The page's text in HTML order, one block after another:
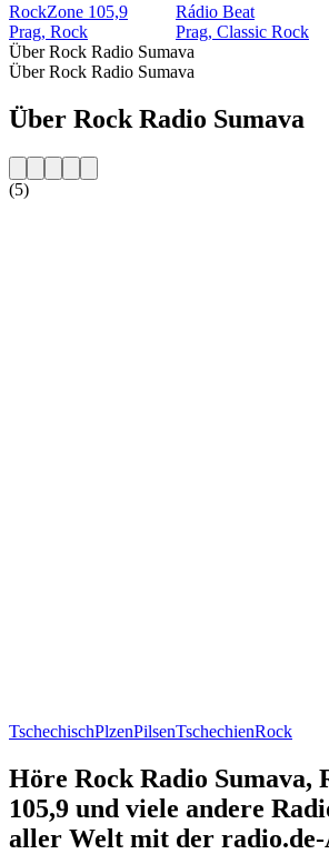
RockZone 105,9
Prag, Rock
Rádio Beat
Prag, Classic Rock
Über Rock Radio Sumava
Über Rock Radio Sumava
Über Rock Radio Sumava
(5)
TschechischPlzenPilsenTschechienRock
Höre Rock Radio Sumava,
105,9 und viele andere
aller Welt mit der